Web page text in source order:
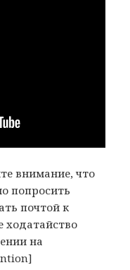
внимание, что
попросить
почтой к
ходатайство
на